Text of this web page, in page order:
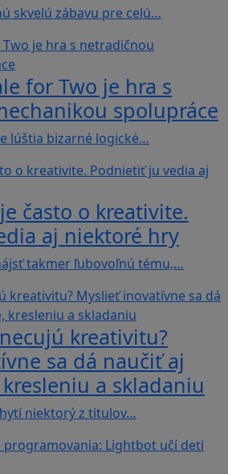
skvelú zábavu pre celú…
for Tw‪o je hra s
spolupráce
lúštia bizarné logické…
často o kreativite.
aj niektoré hry
takmer ľubovoľnú tému,…
kreativitu?
sa dá naučiť aj
a skladaniu
niektorý z titulov…